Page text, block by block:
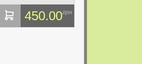
450.00грн